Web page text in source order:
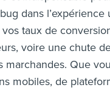
dans l’expérience
taux de
voire une chute
marchandes. Que
mobiles, de